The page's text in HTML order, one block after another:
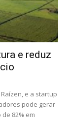
e reduz
e a startup
pode gerar
82% em